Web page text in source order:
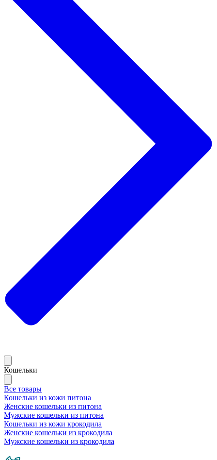
Кошельки
Все товары
Кошельки из кожи питона
Женские кошельки из питона
Мужские кошельки из питона
Кошельки из кожи крокодила
Женские кошельки из крокодила
Мужские кошельки из крокодила